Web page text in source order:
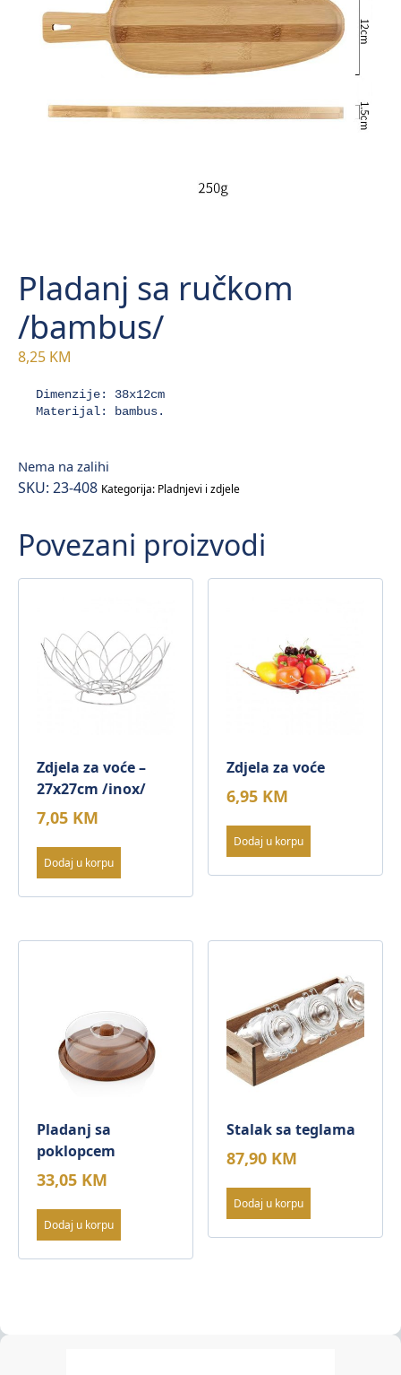
Pladanj sa ručkom
/bambus/
8,25 KM
Dimenzije: 38x12cm
Materijal: bambus.
Nema na zalihi
SKU: 23-408 Kategorija: Pladnjevi i zdjele
Povezani proizvodi
Zdjela za voće –
27x27cm /inox/
7,05 KM
Dodaj u korpu
Zdjela za voće
6,95 KM
Dodaj u korpu
Pladanj sa
poklopcem
33,05 KM
Dodaj u korpu
Stalak sa teglama
87,90 KM
Dodaj u korpu